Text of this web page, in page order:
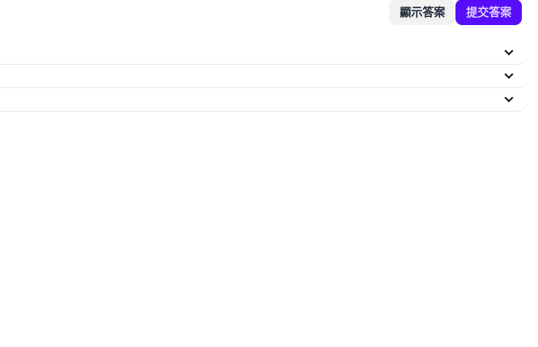
顯示答案 提交答案